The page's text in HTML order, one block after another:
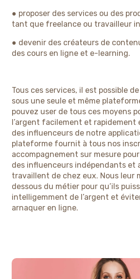
● proposer des services ou des
tant que freelance ou travailleur
● devenir des créateurs de
des cours en ligne et e-learning.
Tous ces services, il est possible
sous une seule et même
pouvez user de tous ces moyens
l’argent facilement et rapidement
des influenceurs de notre
plateforme fournit à tous nos
accompagnement sur mesure
des influenceurs indépendants et
travaillent de chez eux. Nous leur
dessous du métier pour qu’ils
intelligemment de l’argent et
arnaquer en ligne.